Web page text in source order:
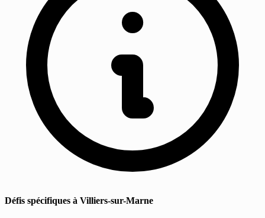
Défis spécifiques à Villiers-sur-Marne